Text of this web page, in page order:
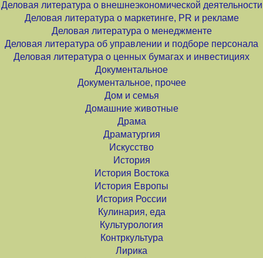
Деловая литература о внешнеэкономической деятельности
Деловая литература о маркетинге, PR и рекламе
Деловая литература о менеджменте
Деловая литература об управлении и подборе персонала
Деловая литература о ценных бумагах и инвестициях
Документальное
Документальное, прочее
Дом и семья
Домашние животные
Драма
Драматургия
Искусство
История
История Востока
История Европы
История России
Кулинария, еда
Культурология
Контркультура
Лирика